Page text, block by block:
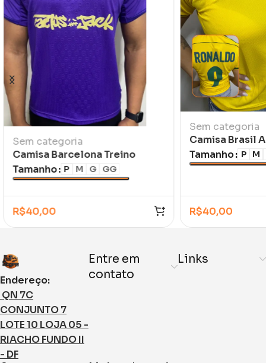
Sem categoria
Camisa Barcelona Treino
Travis Scott 2026/27
Tamanho P M G GG
R$40,00
Sem categoria
Camisa Brasil
Ronaldo 1998/
Infantil
Tamanho P M
R$40,00
Endereço:
QN 7C
CONJUNTO 7
LOTE 10 LOJA 05 -
RIACHO FUNDO II
- DF
Entre em
contato
Links